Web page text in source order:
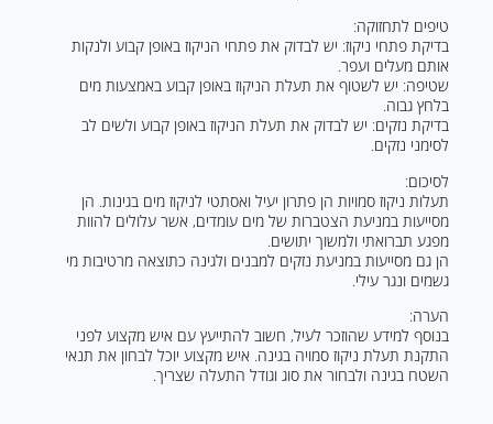
טיפים לתחזוקה:
בדיקת פתחי ניקוז: יש לבדוק את פתחי הניקוז באופן קבוע ולנקות
אותם מעלים ועפר.
שטיפה: יש לשטוף את תעלת הניקוז באופן קבוע באמצעות מים
בלחץ גבוה.
בדיקת נזקים: יש לבדוק את תעלת הניקוז באופן קבוע ולשים לב
לסימני נזקים.
לסיכום:
תעלות ניקוז סמויות הן פתרון יעיל ואסתטי לניקוז מים בגינות. הן
מסייעות במניעת הצטברות של מים עומדים, אשר עלולים להוות
מפגע תברואתי ולמשוך יתושים.
הן גם מסייעות במניעת נזקים למבנים ולגינה כתוצאה מרטיבות מי
גשמים ונגר עילי.
הערה:
בנוסף למידע שהוזכר לעיל, חשוב להתייעץ עם איש מקצוע לפני
התקנת תעלת ניקוז סמויה בגינה. איש מקצוע יוכל לבחון את תנאי
השטח בגינה ולבחור את סוג וגודל התעלה שצריך.